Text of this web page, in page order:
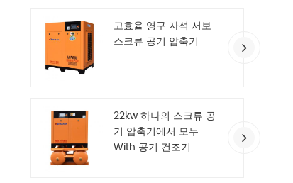
고효율 영구 자석 서보
스크류 공기 압축기
22kw 하나의 스크류 공
기 압축기에서 모두
With 공기 건조기